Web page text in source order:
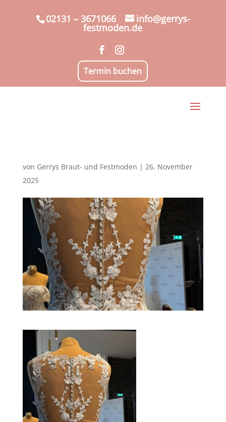
02131 – 3671066 info@gerrys-
festmoden.de
Termin buchen
von Gerrys Braut- und Festmoden | 26. November
2025